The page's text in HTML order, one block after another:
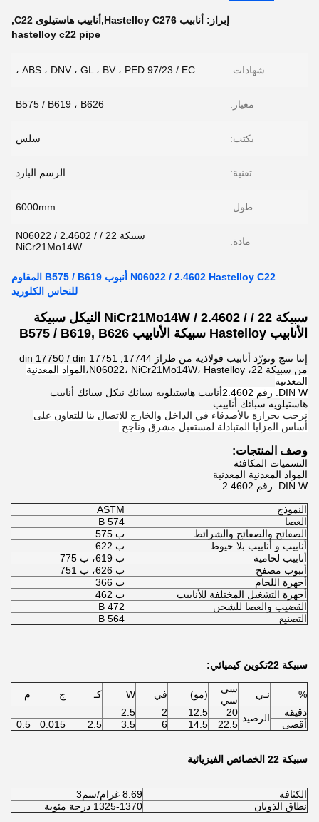
إبراز: أنابيب Hastelloy C276,أنابيب هاستيلوى C22
,
hastelloy c22 pipe
شهادات: ABS ، DNV ، GL ، BV ، PED 97/23 / EC ،
معيار: B575 / B619 ، B626
يكتب: سلس
تقنية: الرسم البارد
طول: 6000mm
مادة:
سبيكة 22 / N06022 / 2.4602 /
NiCr21Mo14W
N06022 / 2.4602 Hastelloy C22 أنبوب B575 / B619 المقاوم
للنحاس الكلوريد
سبيكة 22 / / 2.4602 / NiCr21Mo14W النيكل سبيكة
الأنابيب Hastelloy سبيكة الأنابيب B575 / B619, B626
إننا ننتج ونورّد أنابيب فولاذية من طراز 17744, din 17750 / din 17751
من سبيكة 22، N06022، NiCr21Mo14W، Hastelloy،
المواد المعدنية
المعدنية
DIN W. رقم 2.4602
أنابيب هاستيلويه سبائك نيكل سبائك أنابيب
هاستيلويه سبائك أنابيب
نرحب بحرارة بالأصدقاء في الداخل والخارج للاتصال بنا للتعاون على
أساس المزايا المتبادلة لمستقبل مشرق وناجح.
وصف المنتجات:
التسميات المكافئة
المواد المعدنية المعدنية
DIN W. رقم 2.4602
النموذج
ASTM
العصا
B 574
الصفائح والصفائح والشرائط
ب 575
أنابيب و أنابيب بلا خيوط
ب 622
أنابيب لحامية
ب 619، ب 775
أنبوب مصفح
ب 626، ب 751
أجهزة اللحام
ب 366
أجهزة التشغيل المختلفة للأنابيب
ب 462
القضيب والعصا للشحن
B 472
التصنيع
B 564
سبيكة 22تكوين كيميائي:
% نـي
سي
سي
(مو) في W كـ ج
م
دقيقة
الرصيد 20
12.5
2
2.5
أقصى
22.5
14.5
6
3.5
2.5
0.015
0.5
سبيكة 22 الخصائص الفيزيائية
الكثافة
8.69 غرام/سم3
نطاق الذوبان
1325-1370 درجة مئوية